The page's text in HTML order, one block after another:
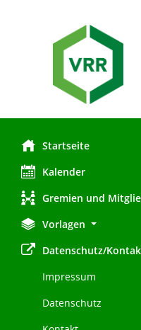
Startseite
Kalender
Gremien und
Vorlagen
Datenschutz/
Impressum
Datenschutz